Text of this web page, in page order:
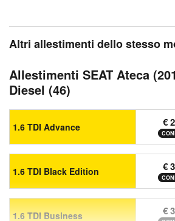
Altri allestimenti dello stesso
Allestimenti SEAT Ateca
Diesel (46)
1.6 TDI Advance €
1.6 TDI Black Edition €
1.6 TDI Business €